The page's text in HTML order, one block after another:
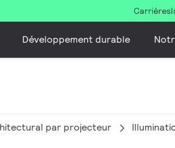
Carrières
Développement durable
par projecteur